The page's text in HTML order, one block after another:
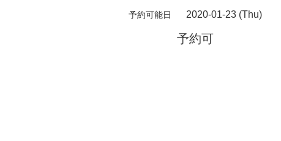
予約可能日 2020-01-23 (Thu)
予約可